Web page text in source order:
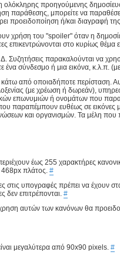
ολόκληρης προηγούμενης
παράθεσης, μπορείτε να
προειδοποίηση ή/και διαγραφή
χρήση του "spoiler" όταν η
επικεντρώνονται στο κυρίως
Δ. Συζητήσεις παρακαλούνται να
σύνδεσμο ή μια εικόνα, κ.λ.π.
από οποιαδήποτε περίσταση.
(με χρέωση ή δωρεάν),
επωνυμιών ή ονομάτων που
παραπέμπουν ευθέως σε εικόνες
και οργανισμών. Τα μέλη που
έως 255 χαρακτήρες
468px πλάτος. #
στις υπογραφές πρέπει να έχουν
δεν επιτρέπονται. #
αυτών των κανόνων θα
μεγαλύτερα από 90x90 pixels. #